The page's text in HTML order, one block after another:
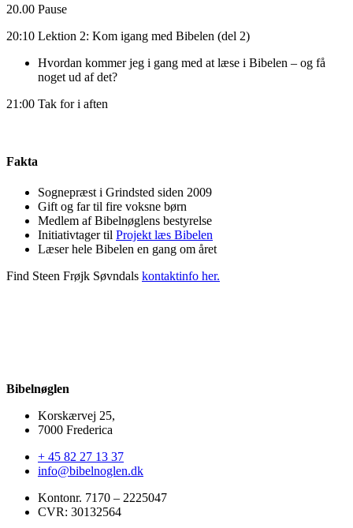
20.00 Pause
20:10 Lektion 2: Kom igang med Bibelen (del 2)
Hvordan kommer jeg i gang med at læse i Bibelen – og få
noget ud af det?
21:00 Tak for i aften
Fakta
Sognepræst i Grindsted siden 2009
Gift og far til fire voksne børn
Medlem af Bibelnøglens bestyrelse
Initiativtager til Projekt læs Bibelen
Læser hele Bibelen en gang om året
Find Steen Frøjk Søvndals kontaktinfo her.
Bibelnøglen
Korskærvej 25,
7000 Frederica
+ 45 82 27 13 37
info@bibelnoglen.dk
Kontonr. ‍7170 – 2225047
CVR: ‍30132564